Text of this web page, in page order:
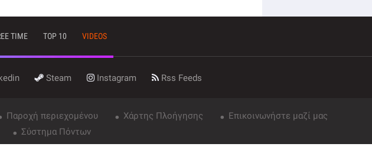
TIME TOP 10 VIDEOS
Steam Instagram Rss Feeds
Παροχή περιεχομένου Χάρτης Πλοήγησης
Επικοινωνήστε μαζί μας
Σύστημα Πόντων